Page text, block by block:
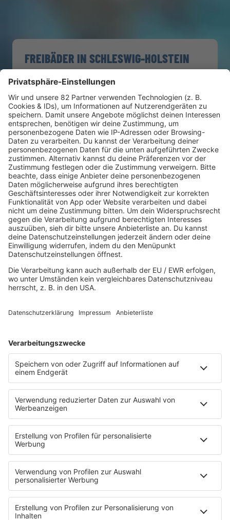
FREIBÄDER IN SCHLESWIG-HOLSTEIN
Die Freibad-Saison 2026 hat eröffnet! Auf
unserer Karte findt ihr alle Freibäder in
Schleswig-Holstein und ihre Öffnungszeiten.
MEHR LESEN
MEHR AKTUELLES
R.SH PODCASTS
PODCAST
BLAULICHT. DER HELFER-PODCAST!
Mehr als 80.000 Menschen in Schleswig-Holstein
stehen täglich bereit, um Menschen in Not zu
helfen. Uns erzählen sie ihre Geschichte aus
Einsätzen, von Notfällen und vor allem von
Menschlichkeit.